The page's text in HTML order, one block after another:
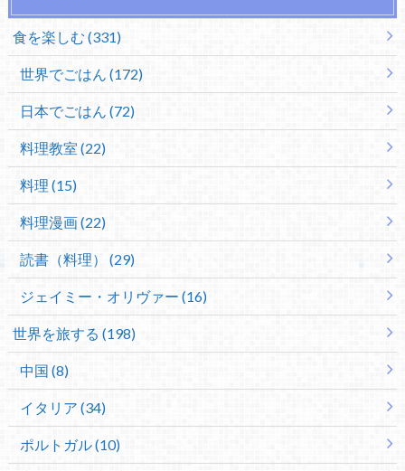
食を楽しむ (331)
世界でごはん (172)
日本でごはん (72)
料理教室 (22)
料理 (15)
料理漫画 (22)
読書（料理） (29)
ジェイミー・オリヴァー (16)
世界を旅する (198)
中国 (8)
イタリア (34)
ポルトガル (10)